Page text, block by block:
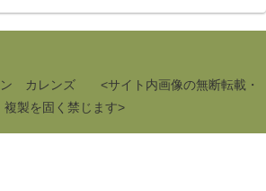
ン カレンズ <サイト内画像の無断転載・
複製を固く禁じます>